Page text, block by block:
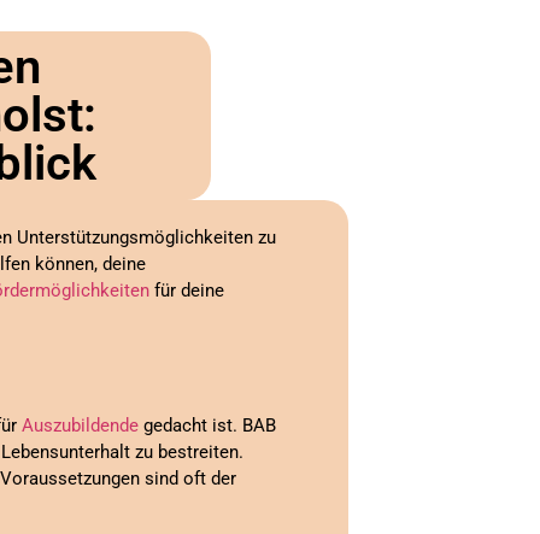
Unterstützungsmöglichkeiten zu
können, deine
für deine
Auszubildende gedacht ist. BAB
zu bestreiten.
sind oft der